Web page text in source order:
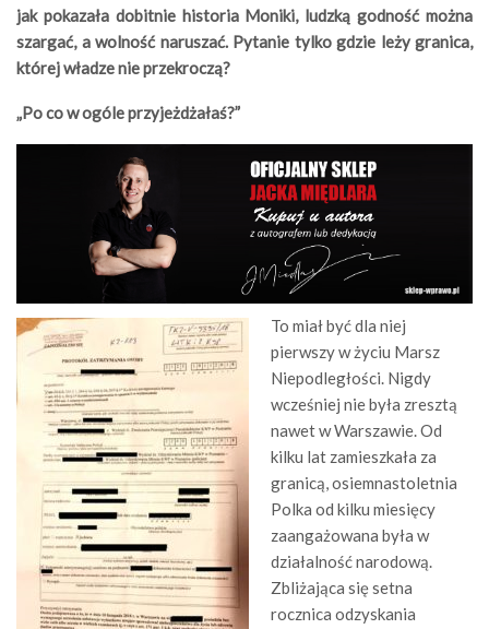
jak pokazała dobitnie historia Moniki, ludzką godność można
szargać, a wolność naruszać. Pytanie tylko gdzie leży granica,
której władze nie przekroczą?
„Po co w ogóle przyjeżdżałaś?”
To miał być dla niej
pierwszy w życiu Marsz
Niepodległości. Nigdy
wcześniej nie była zresztą
nawet w Warszawie. Od
kilku lat zamieszkała za
granicą, osiemnastoletnia
Polka od kilku miesięcy
zaangażowana była w
działalność narodową.
Zbliżająca się setna
rocznica odzyskania